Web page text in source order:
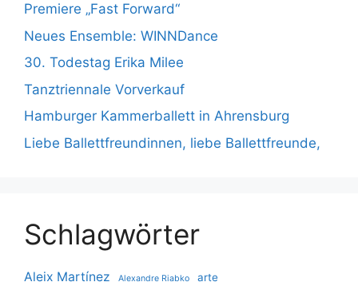
Premiere „Fast Forward“
Neues Ensemble: WINNDance
30. Todestag Erika Milee
Tanztriennale Vorverkauf
Hamburger Kammerballett in Ahrensburg
Liebe Ballettfreundinnen, liebe Ballettfreunde,
Schlagwörter
Aleix Martínez Alexandre Riabko arte